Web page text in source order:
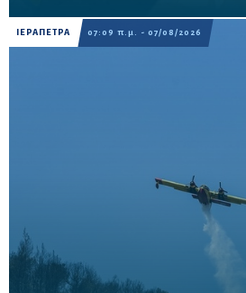
ΙΕΡΑΠΕΤΡΑ 07:09 π.μ. - 07/08/2026